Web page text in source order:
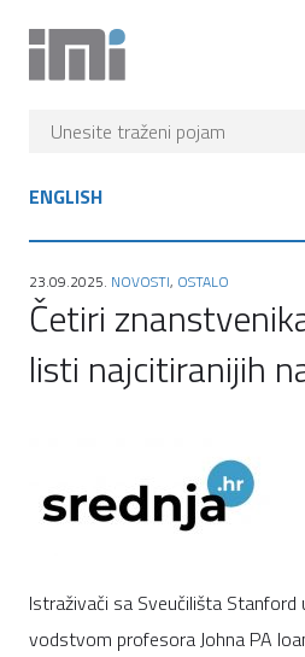
ENGLISH
23.09.2025. NOVOSTI, OSTALO
Četiri
listi najcitiranijih
Istraživači sa Sveučilišta Stanford
vodstvom profesora Johna PA